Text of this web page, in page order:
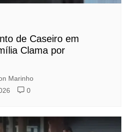
de Caseiro em
Clama por
Marinho
0